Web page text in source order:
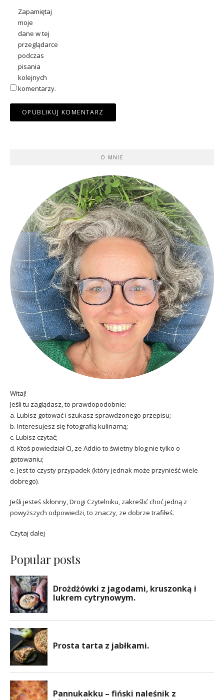
Zapamiętaj
moje
dane w tej
przeglądarce
podczas
pisania
kolejnych
komentarzy.
O MNIE
Witaj!
Jeśli tu zaglądasz, to prawdopodobnie:
a. Lubisz gotować i szukasz sprawdzonego przepisu;
b. Interesujesz się fotografią kulinarną;
c. Lubisz czytać;
d. Ktoś powiedział Ci, ze Addio to świetny blog nie tylko o
gotowaniu;
e. Jest to czysty przypadek (który jednak może przynieść wiele
dobrego).
Jeśli jesteś skłonny, Drogi Czytelniku, zakreślić choć jedną z
powyższych odpowiedzi, to znaczy, ze dobrze trafiłeś.
Czytaj dalej
Popular posts